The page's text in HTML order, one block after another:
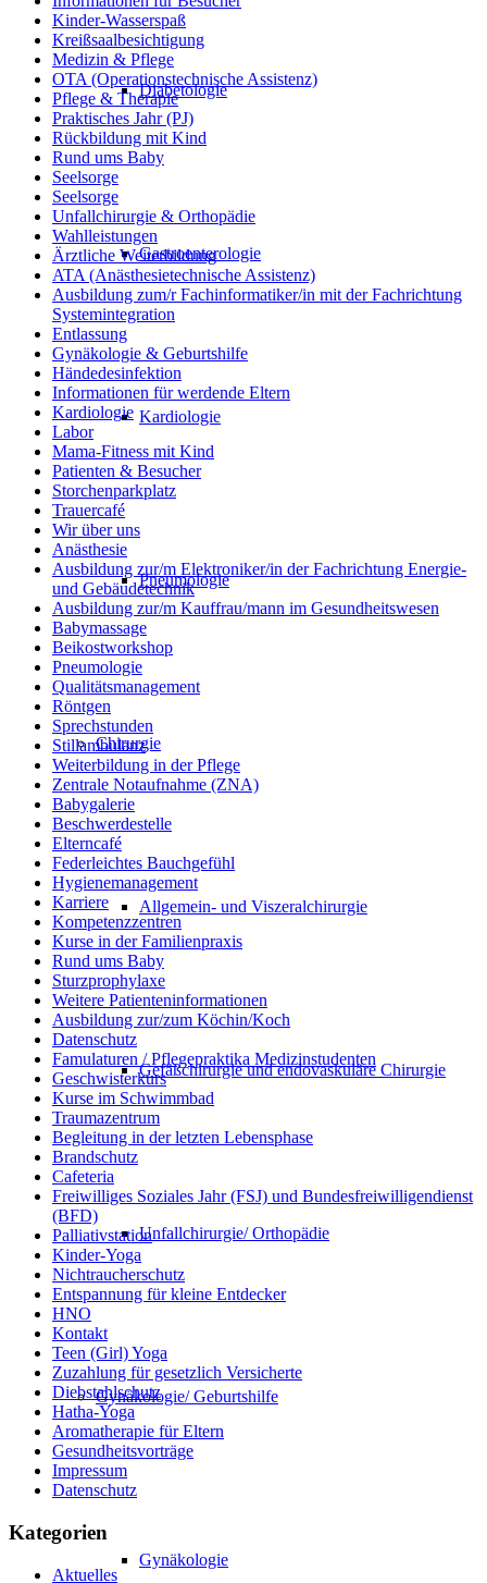
Diabetologie
Gastroenterologie
Kardiologie
Pneumologie
Chirurgie
Allgemein- und Viszeralchirurgie
Gefäßchirurgie und endovaskuläre Chirurgie
Unfallchirurgie/ Orthopädie
Gynäkologie/ Geburtshilfe
Gynäkologie
Kinder-Wasserspaß
Kreißsaalbesichtigung
Medizin & Pflege
OTA (Operationstechnische Assistenz)
Pflege & Therapie
Praktisches Jahr (PJ)
Rückbildung mit Kind
Rund ums Baby
Seelsorge
Seelsorge
Unfallchirurgie & Orthopädie
Wahlleistungen
Ärztliche Weiterbildung
ATA (Anästhesietechnische Assistenz)
Ausbildung zum/r Fachinformatiker/in mit der Fachrichtung
Systemintegration
Entlassung
Gynäkologie & Geburtshilfe
Händedesinfektion
Informationen für werdende Eltern
Kardiologie
Labor
Mama-Fitness mit Kind
Patienten & Besucher
Storchenparkplatz
Trauercafé
Wir über uns
Anästhesie
Ausbildung zur/m Elektroniker/in der Fachrichtung Energie-
und Gebäudetechnik
Ausbildung zur/m Kauffrau/mann im Gesundheitswesen
Babymassage
Beikostworkshop
Pneumologie
Qualitätsmanagement
Röntgen
Sprechstunden
Stillambulanz
Weiterbildung in der Pflege
Zentrale Notaufnahme (ZNA)
Babygalerie
Beschwerdestelle
Elterncafé
Federleichtes Bauchgefühl
Hygienemanagement
Karriere
Kompetenzzentren
Kurse in der Familienpraxis
Rund ums Baby
Sturzprophylaxe
Weitere Patienteninformationen
Ausbildung zur/zum Köchin/Koch
Datenschutz
Famulaturen / Pflegepraktika Medizinstudenten
Geschwisterkurs
Kurse im Schwimmbad
Traumazentrum
Begleitung in der letzten Lebensphase
Brandschutz
Cafeteria
Freiwilliges Soziales Jahr (FSJ) und Bundesfreiwilligendienst
(BFD)
Palliativstation
Kinder-Yoga
Nichtraucherschutz
Entspannung für kleine Entdecker
HNO
Kontakt
Teen (Girl) Yoga
Zuzahlung für gesetzlich Versicherte
Diebstahlschutz
Hatha-Yoga
Aromatherapie für Eltern
Gesundheitsvorträge
Impressum
Datenschutz
Kategorien
Aktuelles